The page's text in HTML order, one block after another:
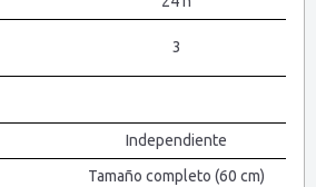
3
Independiente
Tamaño completo (60 cm)